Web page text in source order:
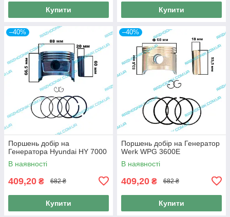
Купити Купити
–40%
Поршень добір на
Генератора Hyundai HY 7000
В наявності
409,20 ₴ 682 ₴
Купити
–40%
Поршень добір на Генератор
Werk WPG 3600E
В наявності
409,20 ₴ 682 ₴
Купити